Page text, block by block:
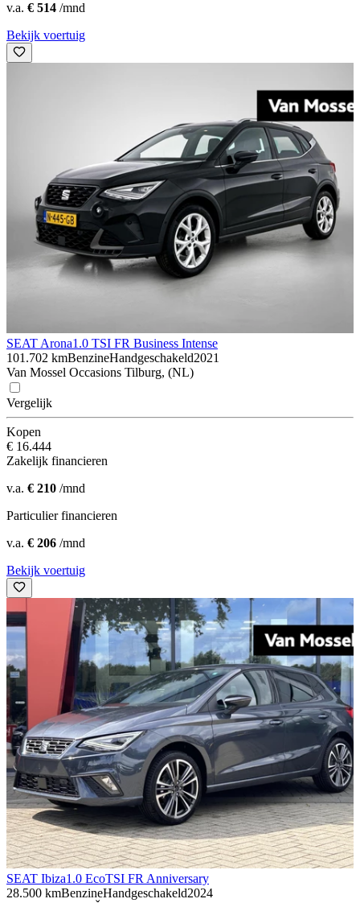
v.a. € 514 /mnd
Bekijk voertuig
SEAT Arona1.0 TSI FR Business Intense
101.702 kmBenzineHandgeschakeld2021
Van Mossel Occasions Tilburg, (NL)
Vergelijk
Kopen
€ 16.444
Zakelijk financieren
v.a. € 210 /mnd
Particulier financieren
v.a. € 206 /mnd
Bekijk voertuig
SEAT Ibiza1.0 EcoTSI FR Anniversary
28.500 kmBenzineHandgeschakeld2024